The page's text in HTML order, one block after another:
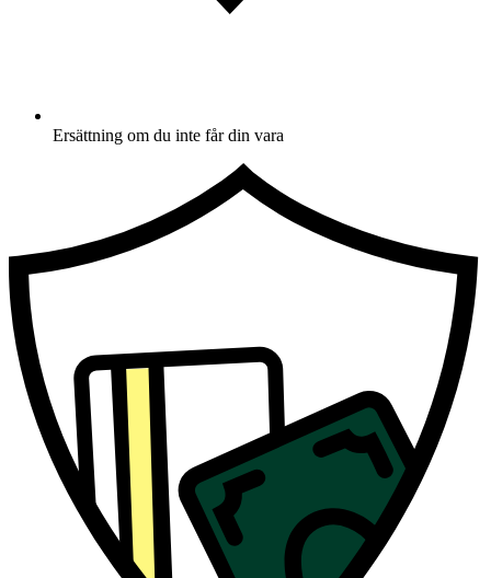
Ersättning om du inte får din vara